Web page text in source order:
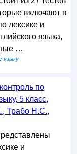
включают в
лексике и
языка,
…
языку
по
5 класс,
Трабо Н.С.,
и